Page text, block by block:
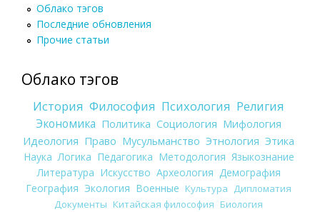
Облако тэгов
Последние обновления
Прочие статьи
Облако тэгов
История Философия Психология Религия
Экономика Политика Социология Мифология
Идеология Право Мусульманство Этнология Этика
Наука Логика Педагогика Методология Языкознание
Литература Искусство Археология Демография
География Экология Военные Культура
Дипломатия
Документы Китайская философия Биология